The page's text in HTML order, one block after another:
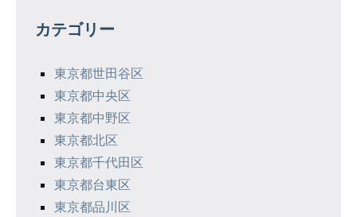
ー
カテゴリー
東京都世田谷区
東京都中央区
東京都中野区
東京都北区
東京都千代田区
東京都台東区
東京都品川区